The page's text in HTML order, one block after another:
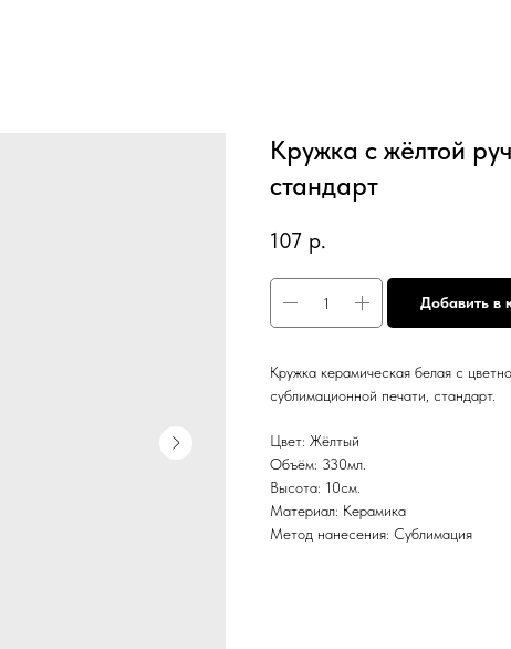
Кружка с жёлтой
стандарт
107 р.
Добавить в
Кружка керамическая белая с
сублимационной печати, стандарт.
Цвет: Жёлтый
Объём: 330мл.
Высота: 10см.
Материал: Керамика
Метод нанесения: Сублимация